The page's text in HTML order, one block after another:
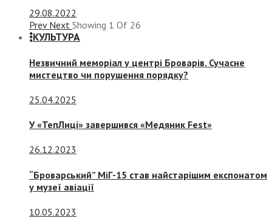
29.08.2022
Prev Next Showing 1 Of 26
КУЛЬТУРА
Незвичний меморіал у центрі Броварів. Сучасне
мистецтво чи порушення порядку?
25.04.2025
У «ТепЛиці» завершився «Медяник Fest»
26.12.2023
“Броварський” МіГ-15 став найстарішим експонатом
у музеї авіації
10.05.2023